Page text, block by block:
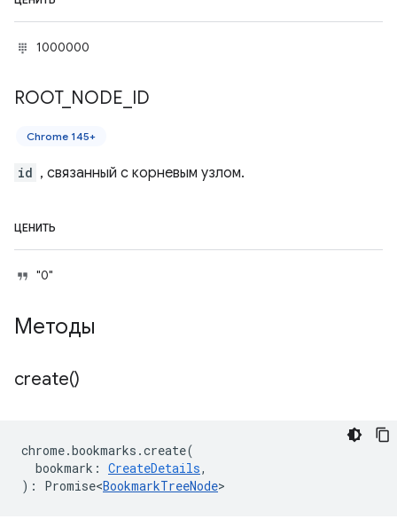
1000000
ROOT_ NODE ID
Chrome 145+
id , связанный с корневым узлом.
ЦЕНИТЬ
"0"
Методы
create()
chrome.bookmarks .create(
bookmark : CreateDetails,
) : Promise<BookmarkTreeNode>